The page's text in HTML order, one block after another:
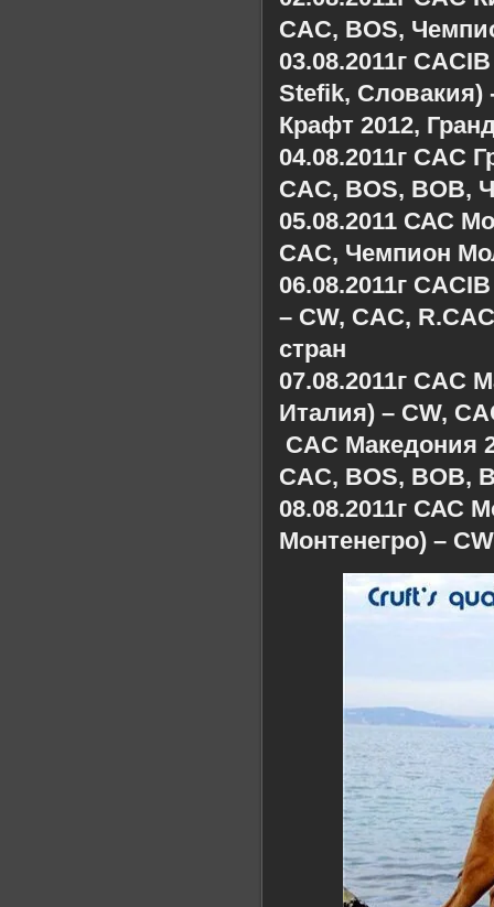
CAC, BOS,
03.08.2011г
Stefik, Словакия)
Крафт 2012,
04.08.2011г CAC
CAC, BOS, BOB,
05.08.2011 САС
CAC, Чемпион
06.08.2011г
– CW, CAC,
стран
07.08.2011г CAC
Италия) – CW,
CAC Македония
CAC, BOS, BOB,
08.08.2011г САС
Монтенегро) –